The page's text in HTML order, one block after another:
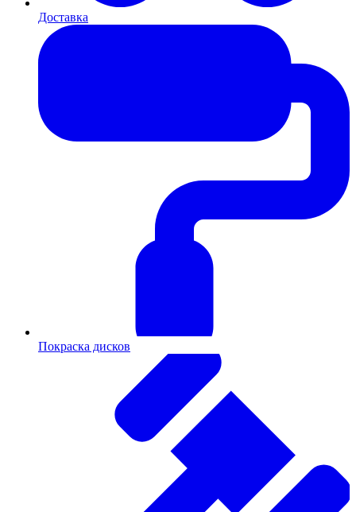
Доставка
Покраска дисков